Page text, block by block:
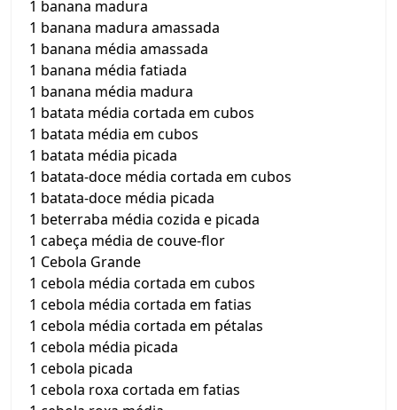
1 banana madura
1 banana madura amassada
1 banana média amassada
1 banana média fatiada
1 banana média madura
1 batata média cortada em cubos
1 batata média em cubos
1 batata média picada
1 batata-doce média cortada em cubos
1 batata-doce média picada
1 beterraba média cozida e picada
1 cabeça média de couve-flor
1 Cebola Grande
1 cebola média cortada em cubos
1 cebola média cortada em fatias
1 cebola média cortada em pétalas
1 cebola média picada
1 cebola picada
1 cebola roxa cortada em fatias